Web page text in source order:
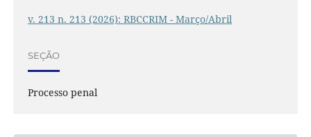
v. 213 n. 213 (2026): RBCCRIM - Março/Abril
SEÇÃO
Processo penal